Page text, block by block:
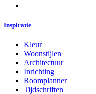
Inspiratie
Kleur
Woonstijlen
Architectuur
Inrichting
Roomplanner
Tijdschriften